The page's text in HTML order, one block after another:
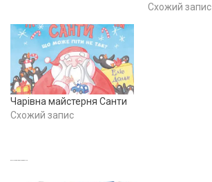
Схожий запис
Чарівна майстерня Санти
Схожий запис